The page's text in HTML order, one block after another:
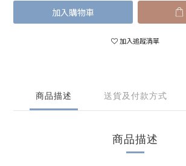
加入購物車
加入追蹤清單
商品描述 送貨及付款方式
商品描述